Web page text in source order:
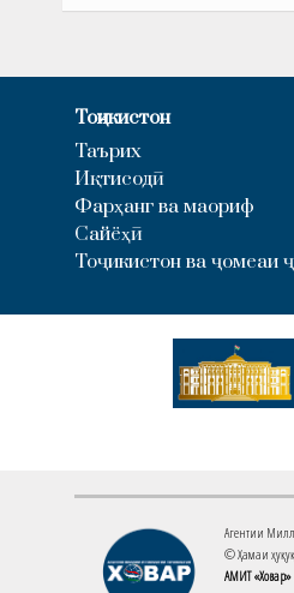
Тоҷикистон
Таърих
Иқтисодӣ
Фарҳанг ва маориф
Сайёҳӣ
Тоҷикистон ва ҷомеаи
Агентии
© Ҳамаи
АМИТ «Ховар»